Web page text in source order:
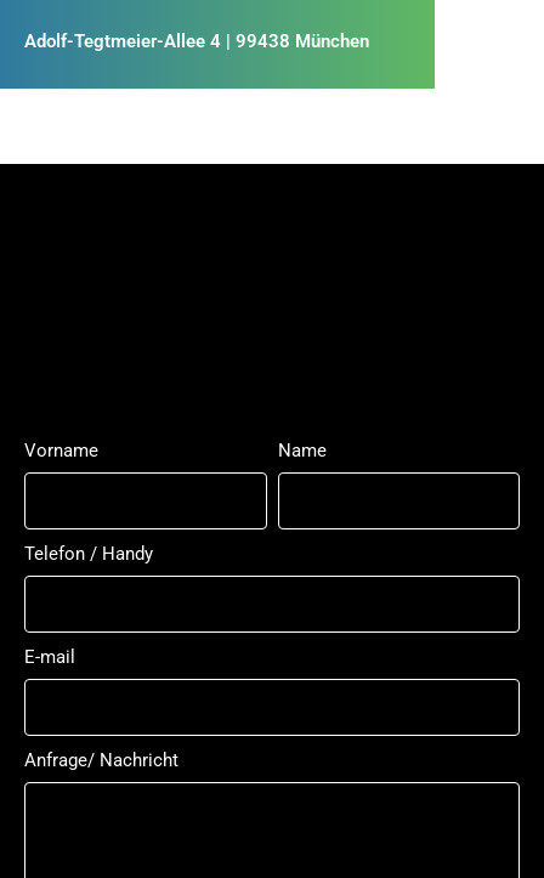
Adolf-Tegtmeier-Allee 4 | 99438 München
Vorname Name
Telefon / Handy
E-mail
Anfrage/ Nachricht